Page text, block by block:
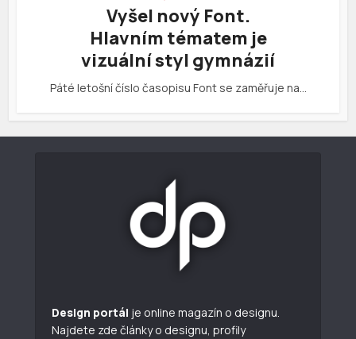
Vyšel nový Font.
Hlavním tématem je
vizuální styl gymnázií
Páté letošní číslo časopisu Font se zaměřuje na…
Design portál je online magazín o designu.
Najdete zde články o designu, profily